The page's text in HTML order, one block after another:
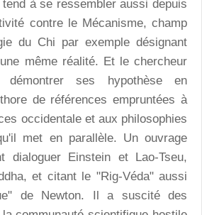
à se ressembler aussi depuis
contre le Mécanisme, champ
du Chi par exemple désignant
même réalité. Et le chercheur
ses hypothèse en
de références empruntées à
occidentale et aux philosophies
met en parallèle. Un ouvrage
dialoguer Einstein et Lao-Tseu,
et citant le "Rig-Véda" aussi
de Newton. Il a suscité des